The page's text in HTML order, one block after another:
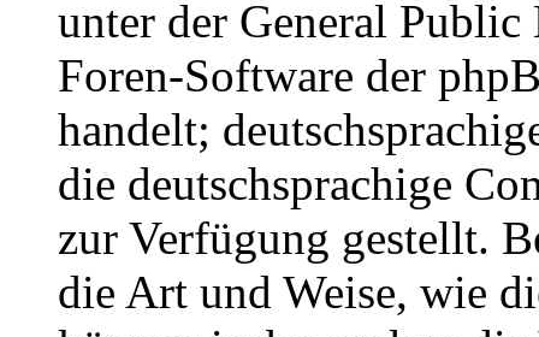
unter der General
Foren-Software der
handelt;
die deutschsprachige
zur Verfügung gestellt.
die Art und Weise, wie